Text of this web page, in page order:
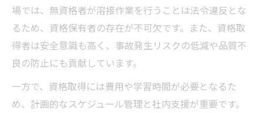
場では、無資格者が溶接作業を行うことは法令違反とな
るため、資格保有者の存在が不可欠です。また、資格取
得者は安全意識も高く、事故発生リスクの低減や品質不
良の防止にも貢献しています。
一方で、資格取得には費用や学習時間が必要となるた
め、計画的なスケジュール管理と社内支援が重要です。